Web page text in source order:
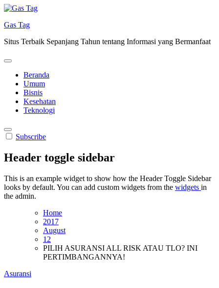
Skip
content
Gas Tag
Situs Terbaik Sepanjang Tahun tentang Informasi yang Bermanfaat
Beranda
Umum
Bisnis
Kesehatan
Teknologi
Subscribe
Header toggle sidebar
This is an example widget to show how the Header Toggle Sidebar
looks by default. You can add custom widgets from the widgets in
the admin.
Home
2017
August
12
PILIH ASURANSI ALL RISK ATAU TLO? INI
PERTIMBANGANNYA!
Asuransi